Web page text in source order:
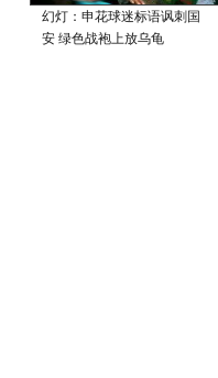
幻灯：申花球迷标语讽刺国
安 绿色战袍上放乌龟